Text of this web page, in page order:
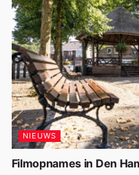
NIEUWS
Filmopnames in Den